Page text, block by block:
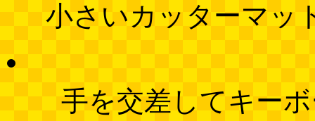
小さいカッターマッ
手を交差してキー